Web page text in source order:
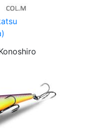
210